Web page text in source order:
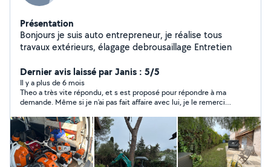
Présentation
Bonjours je suis auto entrepreneur, je réalise tous
travaux extérieurs, élagage debrousaillage Entretien
Dernier avis laissé par Janis : 5/5
Il y a plus de 6 mois
Theo a très vite répondu, et s est proposé pour répondre à ma
demande. Même si je n’ai pas fait affaire avec lui, je le remercie